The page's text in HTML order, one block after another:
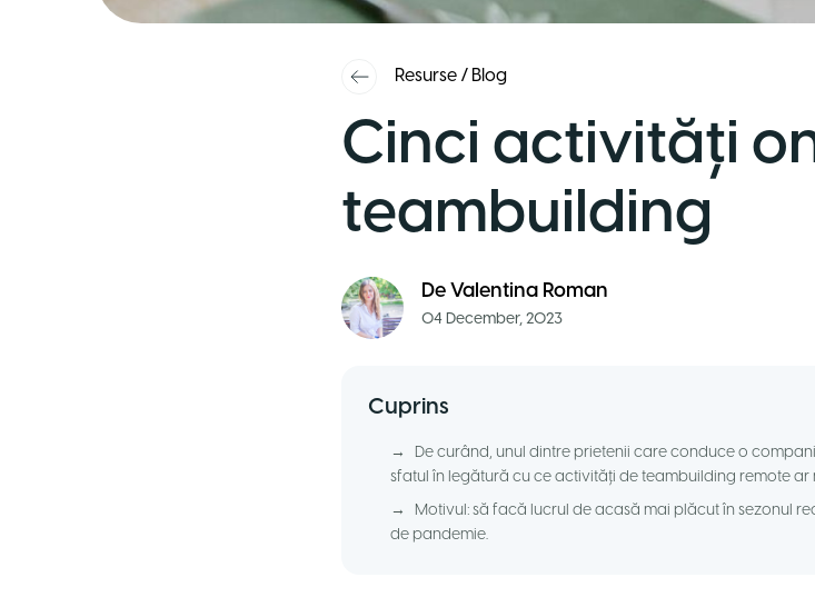
Resurse / Blog
Cinci activități
teambuilding
De Valentina Roman
04 December, 2023
Cuprins
→
De curând, unul dintre prietenii care conduce o
sfatul în legătură cu ce activități de teambuilding remote ar
→
Motivul: să facă lucrul de acasă mai plăcut în sezonul
de pandemie.